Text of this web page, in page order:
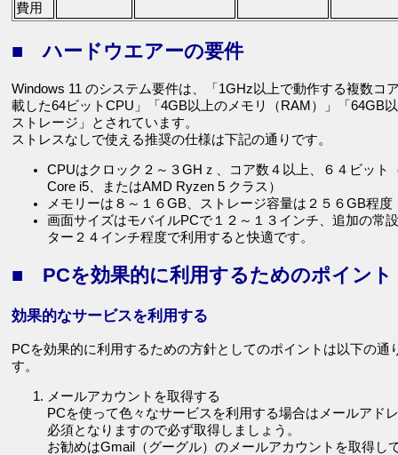
費用
■ ハードウエアーの要件
Windows 11 のシステム要件は、「1GHz以上で動作する複数コ
載した64ビットCPU」「4GB以上のメモリ（RAM）」「64GB
ストレージ」とされています。
ストレスなしで使える推奨の仕様は下記の通りです。
CPUはクロック２～３GHｚ、コア数４以上、６４ビット
Core i5、またはAMD Ryzen 5 クラス）
メモリーは８～１６GB、ストレージ容量は２５６GB程度
画面サイズはモバイルPCで１２～１３インチ、追加の常
ター２４インチ程度で利用すると快適です。
■ PCを効果的に利用するためのポイント
効果的なサービスを利用する
PCを効果的に利用するための方針としてのポイントは以下の通
す。
メールアカウントを取得する
PCを使って色々なサービスを利用する場合はメールアド
必須となりますので必ず取得しましょう。
お勧めはGmail（グーグル）のメールアカウントを取得し